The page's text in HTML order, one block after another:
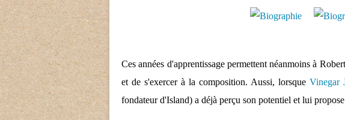
Ces années d'apprentissage permettent néanmoins à
et de s'exercer à la composition. Aussi, lorsque Vinegar
fondateur d'Island) a déjà perçu son potentiel et lui